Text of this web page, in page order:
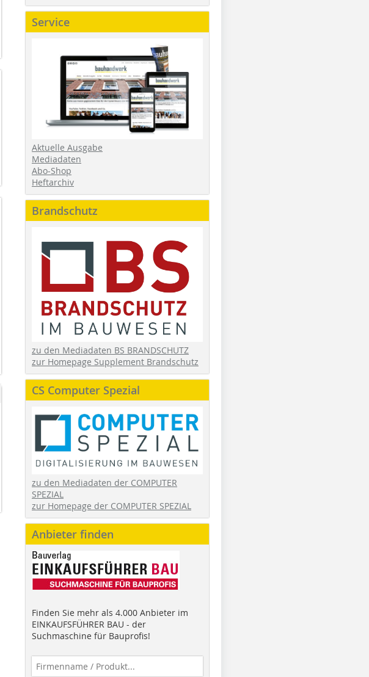
Service
Aktuelle Ausgabe
Mediadaten
Abo-Shop
Heftarchiv
Brandschutz
zu den Mediadaten BS BRANDSCHUTZ
zur Homepage Supplement Brandschutz
CS Computer Spezial
zu den Mediadaten der COMPUTER
SPEZIAL
zur Homepage der COMPUTER SPEZIAL
Anbieter finden
Finden Sie mehr als 4.000 Anbieter im
EINKAUFSFÜHRER BAU - der
Suchmaschine für Bauprofis!